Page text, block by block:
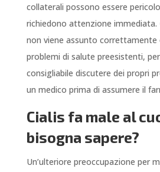
collaterali possono essere
richiedono attenzione immediata.
non viene assunto correttamente
problemi di salute preesistenti,
consigliabile discutere dei propri
un medico prima di assumere il
Cialis fa male al
bisogna sapere?
Un’ulteriore preoccupazione per